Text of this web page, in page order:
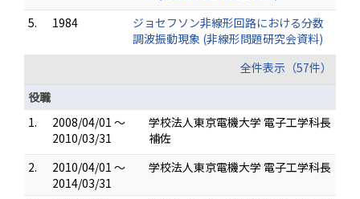
5.
1984
ジョセフソン非線形回路における分数
調波振動現象 (非線形問題研究会資料)
全件表示（57件）
役職
1.
2008/04/01 ～
2010/03/31
学校法人東京電機大学 電子工学科長
補佐
2.
2010/04/01 ～
2014/03/31
学校法人東京電機大学 電子工学科長